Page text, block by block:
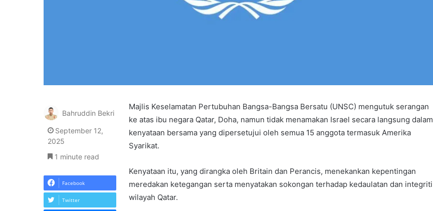
Majlis Keselamatan Pertubuhan Bangsa-Bangsa Bersatu (UNSC) mengutuk serangan
ke atas ibu negara Qatar, Doha, namun tidak menamakan Israel secara langsung dalam
kenyataan bersama yang dipersetujui oleh semua 15 anggota termasuk Amerika
Syarikat.
Kenyataan itu, yang dirangka oleh Britain dan Perancis, menekankan kepentingan
meredakan ketegangan serta menyatakan sokongan terhadap kedaulatan dan integriti
wilayah Qatar.
Bahruddin Bekri
September 12,
2025
1 minute read
Facebook
Twitter